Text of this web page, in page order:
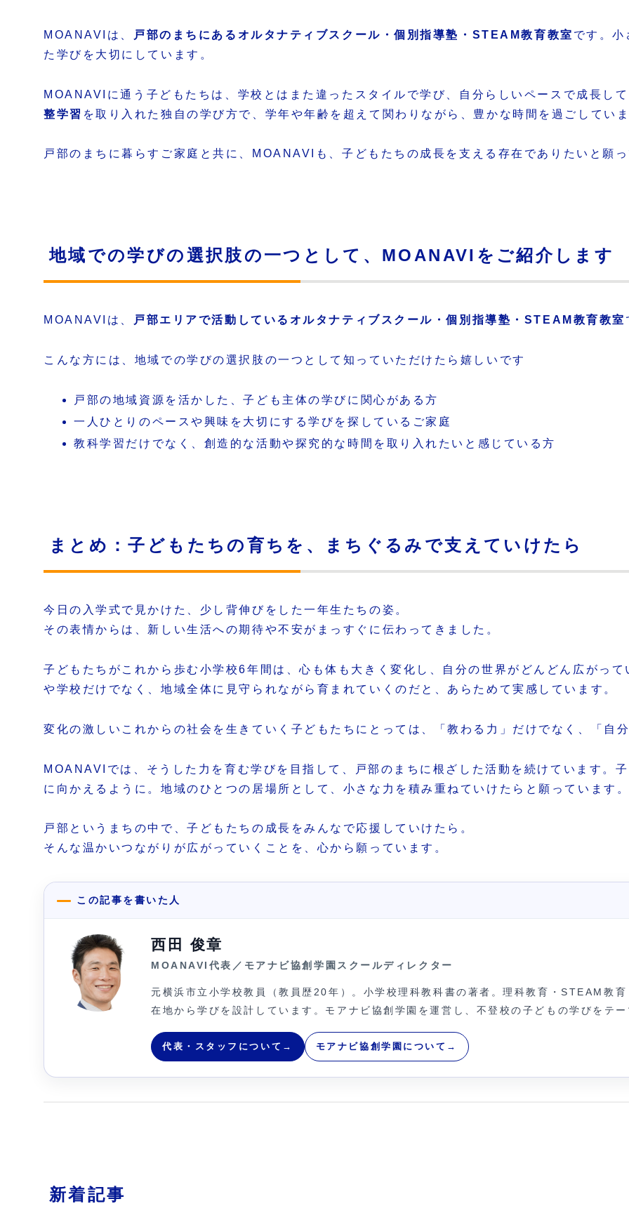
MOANAVIは、 戸部のまちにあるオルタナティブスクール・個別指導塾・STEAM教育教室 です。
た学びを大切にしています。
MOANAVIに通う子どもたちは、学校とはまた違ったスタイルで学び、自分らしいペースで成長し
整学習 を取り入れた独自の学び方で、学年や年齢を超えて関わりながら、豊かな時間を過ごしてい
戸部のまちに暮らすご家庭と共に、MOANAVIも、子どもたちの成長を支える存在でありたいと願
地域での学びの選択肢の一つとして、MOANAVIをご紹介します
MOANAVIは、 戸部エリアで活動しているオルタナティブスクール・個別指導塾・STEAM教育教室
こんな方には、地域での学びの選択肢の一つとして知っていただけたら嬉しいです
戸部の地域資源を活かした、子ども主体の学びに関心がある方
一人ひとりのペースや興味を大切にする学びを探しているご家庭
教科学習だけでなく、創造的な活動や探究的な時間を取り入れたいと感じている方
まとめ：子どもたちの育ちを、まちぐるみで支えていけたら
今日の入学式で見かけた、少し背伸びをした一年生たちの姿。
その表情からは、新しい生活への期待や不安がまっすぐに伝わってきました。
子どもたちがこれから歩む小学校6年間は、心も体も大きく変化し、自分の世界がどんどん広がっ
や学校だけでなく、地域全体に見守られながら育まれていくのだと、あらためて実感しています。
変化の激しいこれからの社会を生きていく子どもたちにとっては、「教わる力」だけでなく、「自
MOANAVIでは、そうした力を育む学びを目指して、戸部のまちに根ざした活動を続けています。
に向かえるように。地域のひとつの居場所として、小さな力を積み重ねていけたらと願っています
戸部というまちの中で、子どもたちの成長をみんなで応援していけたら。
そんな温かいつながりが広がっていくことを、心から願っています。
この記事を書いた人
西田 俊章
MOANAVI代表／モアナビ協創学園スクールディレクター
元横浜市立小学校教員（教員歴20年）。小学校理科教科書の著者。理科教育・STEAM教
在地から学びを設計しています。モアナビ協創学園を運営し、不登校の子どもの学びをテ
代表・スタッフについて → モアナビ協創学園について →
新着記事